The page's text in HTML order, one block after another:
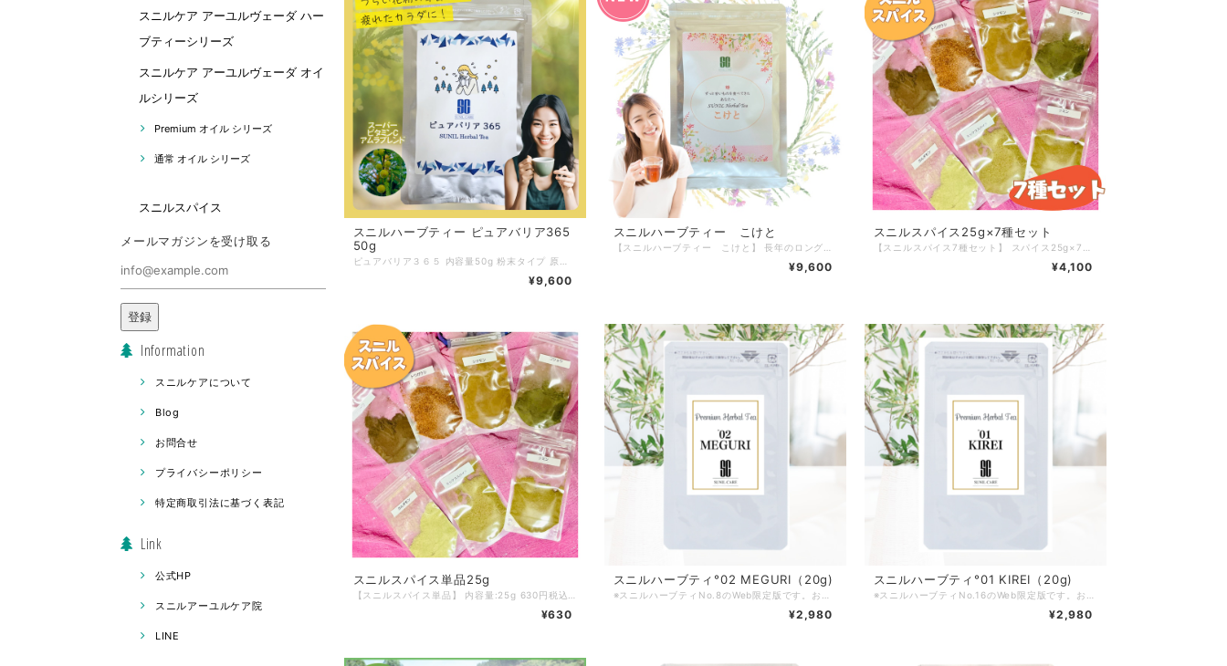
スニルケア アーユルヴェーダ ハー
ブティーシリーズ
スニルケア アーユルヴェーダ オイ
ルシリーズ
Premium オイル シリーズ
通常 オイル シリーズ
スニルスパイス
メールマガジンを受け取る
登録
Information
スニルケアについて
Blog
お問合せ
プライバシーポリシー
特定商取引法に基づく表記
Link
公式HP
スニルアーユルケア院
LINE
スニルハーブティー ピュアバリア365
50g
¥9,600
スニルハーブティー こけと
¥9,600
スニルスパイス25g×7種セット
¥4,100
スニルスパイス単品25g
¥630
スニルハーブティ°02 MEGURI（20g)
¥2,980
スニルハーブティ°01 KIREI（20g)
¥2,980